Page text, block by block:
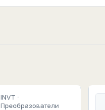
INVT ·
Преобразователи